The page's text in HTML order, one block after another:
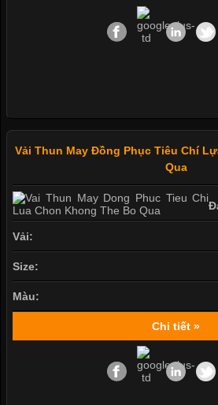
Vải Thun May Đồng Phục Tiêu Chí
Qua
Vải:
Size:
Màu:
Chi tiết »